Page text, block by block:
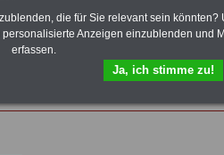
Ländern durch die Neuordnung der
(Vor)Bestellung
die für Sie relevant sein könnten?
Anzeigen einzublenden und
erfassen.
Ja, ich stimme zu!